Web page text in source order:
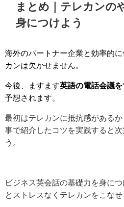
まとめ｜テレカンの
身につけよう
海外のパートナー企業と効率的
カンは欠かせません。
今後、ますます英語の電話会議
予想されます。
最初はテレカンに抵抗感がある
事で紹介したコツを実践すると
う。
ビジネス英会話の基礎力を身に
とストレスなくテレカンをこな